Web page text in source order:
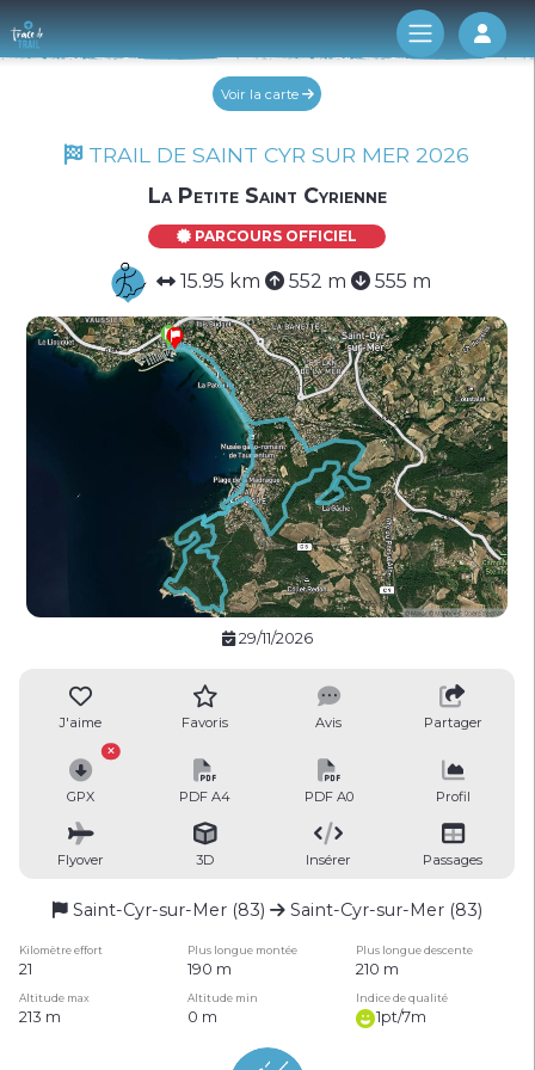
Log
Voir la carte
TRAIL DE SAINT CYR SUR MER 2026
La Petite Saint Cyrienne
PARCOURS OFFICIEL
15.95 km 552 m 555 m
29/11/2026
J'aime Favoris Avis Partager
GPX PDF A4 PDF A0 Profil
Flyover 3D Insérer Passages
Saint-Cyr-sur-Mer (83) Saint-Cyr-sur-Mer (83)
Kilomètre effort Plus longue montée Plus longue descente
21 190 m 210 m
Altitude max Altitude min Indice de qualité
213 m 0 m 1pt/7m